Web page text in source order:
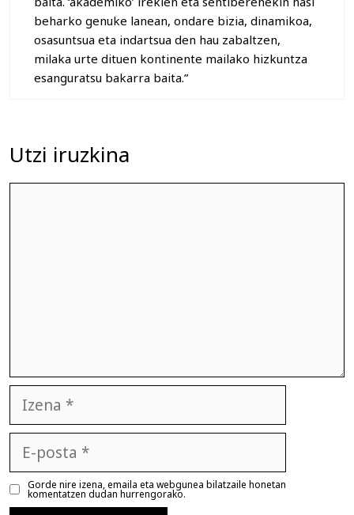
beharko genuke lanean, ondare bizia, dinamikoa,
osasuntsua eta indartsua den hau zabaltzen,
milaka urte dituen kontinente mailako hizkuntza
esanguratsu bakarra baita.”
Utzi iruzkina
posta
Gorde nire izena, emaila eta webgunea bilatzaile honetan
komentatzen dudan hurrengorako.